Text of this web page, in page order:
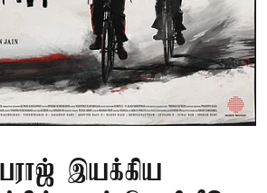
இயக்கிய